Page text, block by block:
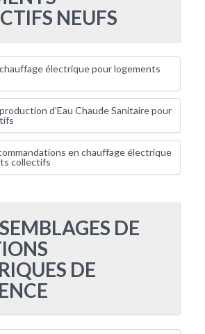
NEUFS
électrique pour logements
d’Eau Chaude Sanitaire pour
en chauffage électrique
collectifs
DE
DE